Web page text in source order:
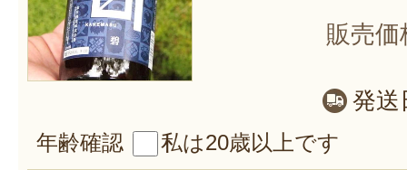
販売価
発送
年齢確認 私は20歳以上です